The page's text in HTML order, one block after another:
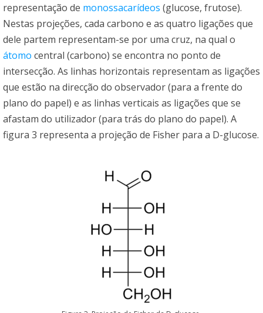
representação de monossacarídeos (glucose, frutose).
Nestas projeções, cada carbono e as quatro ligações que
dele partem representam-se por uma cruz, na qual o
átomo central (carbono) se encontra no ponto de
intersecção. As linhas horizontais representam as ligações
que estão na direcção do observador (para a frente do
plano do papel) e as linhas verticais as ligações que se
afastam do utilizador (para trás do plano do papel). A
figura 3 representa a projeção de Fisher para a D-glucose.